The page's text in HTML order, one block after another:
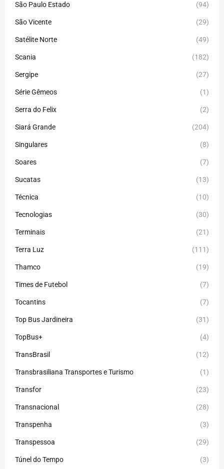
São Paulo Estado (94)
São Vicente (29)
Satélite Norte (49)
Scania (182)
Sergipe (27)
Série Gêmeos (1)
Serra do Felix (2)
Siará Grande (204)
Singulares (8)
Soares (7)
Sucatas (13)
Técnica (10)
Tecnologias (30)
Terminais (21)
Terra Luz (111)
Thamco (19)
Times de Futebol (7)
Tocantins (7)
Top Bus Jardineira (31)
TopBus+ (4)
TransBrasil (12)
Transbrasiliana Transportes e Turismo (1)
Transfor (23)
Transnacional (28)
Transpenha (3)
Transpessoa (29)
Túnel do Tempo (3)